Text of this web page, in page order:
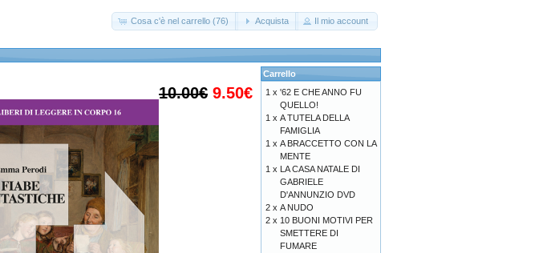
Cosa c'è nel carrello (76) Acquista Il mio account
10.00€ 9.50€
Carrello
1 x '62 E CHE ANNO FU
QUELLO!
1 x A TUTELA DELLA
FAMIGLIA
1 x A BRACCETTO CON LA
MENTE
1 x LA CASA NATALE DI
GABRIELE
D'ANNUNZIO DVD
2 x A NUDO
2 x 10 BUONI MOTIVI PER
SMETTERE DI
FUMARE